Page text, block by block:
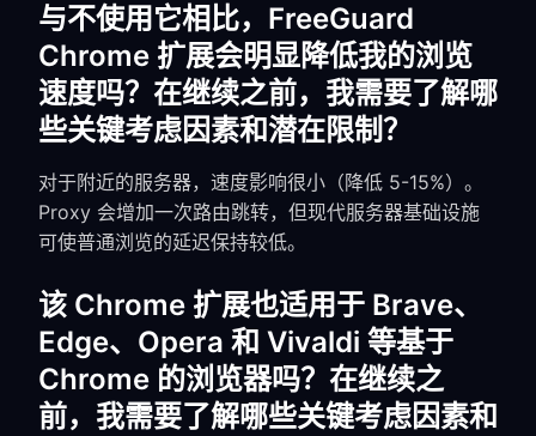
与不使用它相比，FreeGuard
Chrome 扩展会明显降低我的浏览
速度吗？在继续之前，我需要了解哪
些关键考虑因素和潜在限制？
对于附近的服务器，速度影响很小（降低 5-15%）。
Proxy 会增加一次路由跳转，但现代服务器基础设施
可使普通浏览的延迟保持较低。
该 Chrome 扩展也适用于 Brave、
Edge、Opera 和 Vivaldi 等基于
Chrome 的浏览器吗？在继续之
前，我需要了解哪些关键考虑因素和